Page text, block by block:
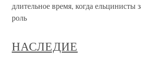
длительное время, когда ельцинисты
роль
НАСЛЕДИЕ